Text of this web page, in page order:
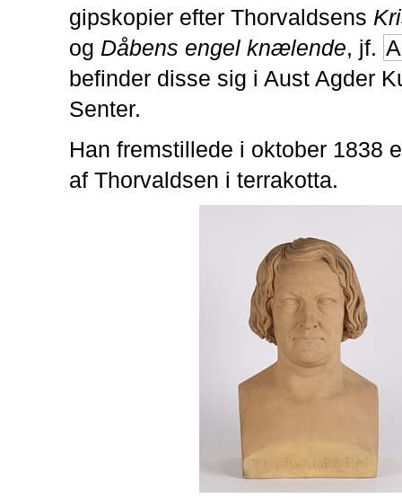
gipskopier efter Thorvaldsens
og Dåbens engel knælende, jf.
befinder disse sig i Aust Agder
Senter.
Han fremstillede i oktober 1838
af Thorvaldsen i terrakotta.